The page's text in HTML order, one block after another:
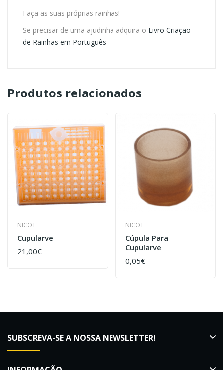
Faça as suas próprias rainhas!
Se precisar de uma ajudinha adquira o Livro Criação
de Rainhas em Português
Produtos relacionados
NICOT
Cupularve
21,00€
NICOT
Cúpula Para
Cupularve
0,05€
SUBSCREVA-SE A NOSSA NEWSLETTER!